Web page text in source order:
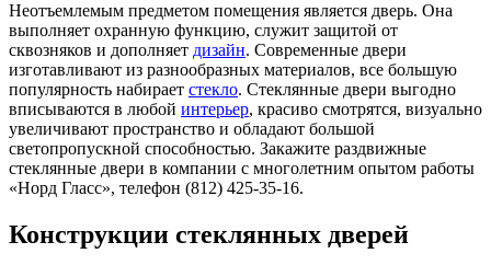
Неотъемлемым предметом помещения является дверь. Она
выполняет охранную функцию, служит защитой от
сквозняков и дополняет дизайн. Современные двери
изготавливают из разнообразных материалов, все большую
популярность набирает стекло. Стеклянные двери выгодно
вписываются в любой интерьер, красиво смотрятся, визуально
увеличивают пространство и обладают большой
светопропускной способностью. Закажите раздвижные
стеклянные двери в компании с многолетним опытом работы
«Норд Гласс», телефон (812) 425-35-16.
Конструкции стеклянных дверей